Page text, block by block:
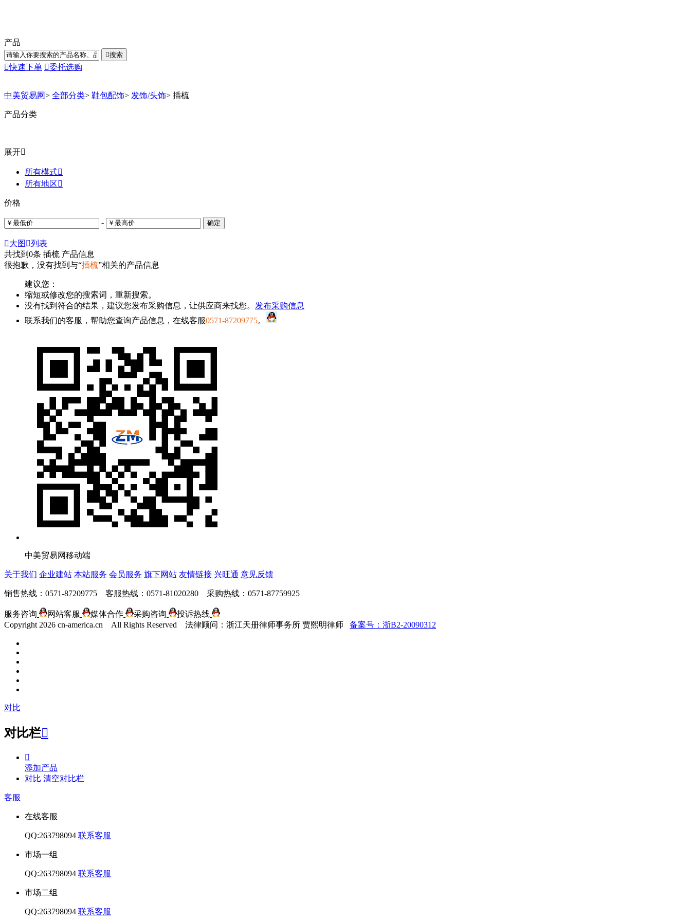
产品
搜索
快速下单 委托选购
中美贸易网> 全部分类> 鞋包配饰> 发饰/头饰> 插梳
产品分类
展开
所有模式
所有地区
价格
- 确定
大图 列表
共找到 0条 插梳 产品信息
很抱歉，没有找到与“插梳”相关的产品信息
建议您：
缩短或修改您的搜索词，重新搜索。
没有找到符合的结果，建议您发布采购信息，让供应商来找您。 发布采购信息
联系我们的客服，帮助您查询产品信息，在线客服0571-87209775。
中美贸易网移动端
关于我们 企业建站 本站服务 会员服务 旗下网站 友情链接 兴旺通 意见反馈
销售热线：0571-87209775 客服热线：0571-81020280 采购热线：0571-87759925
服务咨询 网站客服 媒体合作 采购咨询
投诉热线
Copyright 2026 cn-america.cn All Rights Reserved 法律顾问：浙江天册律师事务所 贾熙明律师 备案号：浙B2-20090312
对比
对比栏

添加产品
对比 清空对比栏
客服
在线客服
QQ:263798094 联系客服
市场一组
QQ:263798094 联系客服
市场二组
QQ:263798094 联系客服